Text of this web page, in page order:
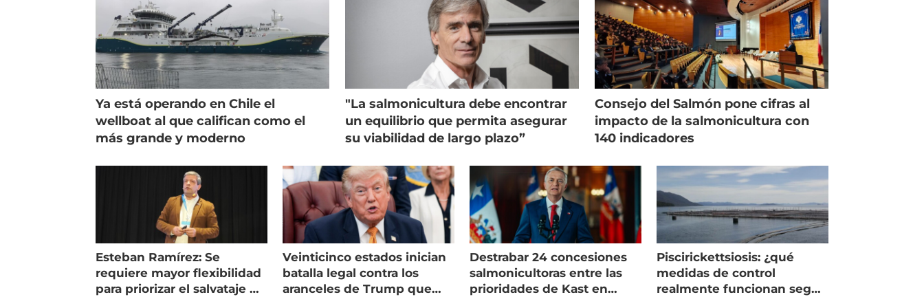
Ya está operando en Chile el
wellboat al que califican como el
más grande y moderno
"La salmonicultura debe encontrar
un equilibrio que permita asegurar
su viabilidad de largo plazo”
Consejo del Salmón pone cifras al
impacto de la salmonicultura con
140 indicadores
Esteban Ramírez: Se
requiere mayor flexibilidad
para priorizar el salvataje de
Veinticinco estados inician
batalla legal contra los
aranceles de Trump que
Destrabar 24 concesiones
salmonicultoras entre las
prioridades de Kast en
Piscirickettsiosis: ¿qué
medidas de control
realmente funcionan según